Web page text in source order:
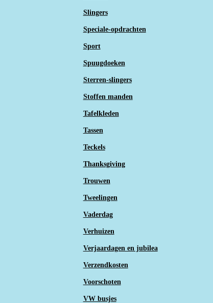
Slingers
Speciale-opdrachten
Sport
Spuugdoeken
Sterren-slingers
Stoffen manden
Tafelkleden
Tassen
Teckels
Thanksgiving
Trouwen
Tweelingen
Vaderdag
Verhuizen
Verjaardagen en jubilea
Verzendkosten
Voorschoten
VW busjes